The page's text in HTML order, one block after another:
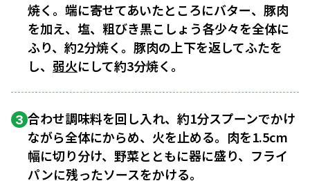
焼く。端に寄せてあいたところにバター、豚肉
を加え、塩、粗びき黒こしょう各少々を全体に
ふり、約2分焼く。豚肉の上下を返してふたを
し、 弱火にして約3分焼く。
3 合わせ調味料を回し入れ、約1分スプーンでかけ
ながら全体にからめ、火を止める。肉を1.5cm
幅に切り分け、野菜とともに器に盛り、フライ
パンに残ったソースをかける。